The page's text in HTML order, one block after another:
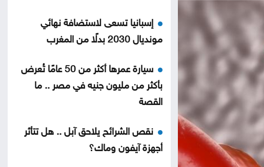
إسبانيا تسعى لاستضافة نهائي
مونديال 2030 بدلًا من المغرب
سيارة عمرها أكثر من 50 عامًا تُعرض
بأكثر من مليون جنيه في مصر .. ما
القصة
نقص الشرائح يلاحق آبل .. هل تتأثر
أجهزة آيفون وماك؟